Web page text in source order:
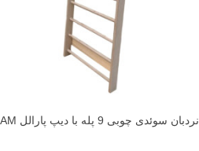
نردبان سوئدی چوبی 9 پله با دیپ پارالل JAM